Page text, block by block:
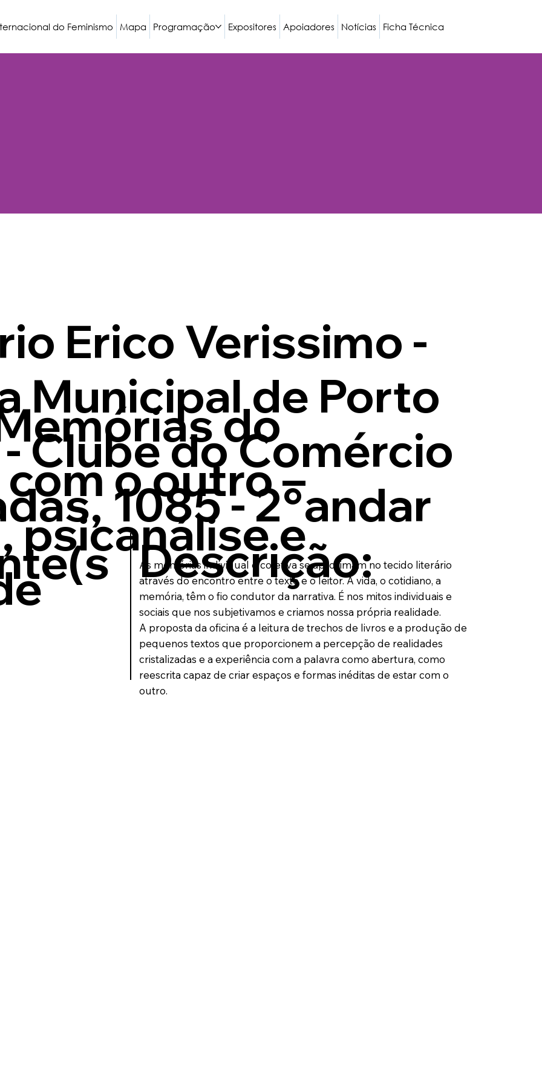
do Feminismo Mapa Programação Expositores Apoiadores Notícias Ficha Técnica
Erico Verissimo -
Municipal de Porto
Clube do Comércio
1085 - 2°andar
do
o outro –
psicanálise e
Descrição:
As memórias individual e coletiva se aproximam no tecido literário
através do encontro entre o texto e o leitor. A vida, o cotidiano, a
memória, têm o fio condutor da narrativa. É nos mitos individuais e
sociais que nos subjetivamos e criamos nossa própria realidade.
A proposta da oficina é a leitura de trechos de livros e a produção de
pequenos textos que proporcionem a percepção de realidades
cristalizadas e a experiência com a palavra como abertura, como
reescrita capaz de criar espaços e formas inéditas de estar com o
outro.